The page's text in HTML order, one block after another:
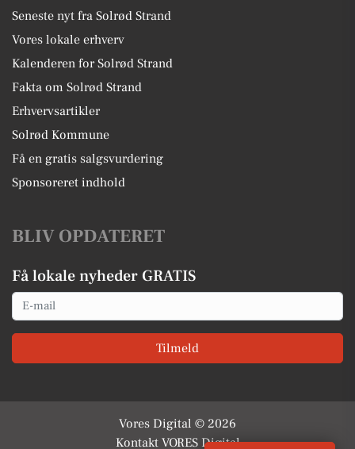
Seneste nyt fra Solrød Strand
Vores lokale erhverv
Kalenderen for Solrød Strand
Fakta om Solrød Strand
Erhvervsartikler
Solrød Kommune
Få en gratis salgsvurdering
Sponsoreret indhold
BLIV OPDATERET
Få lokale nyheder GRATIS
Email
Tilmeld
Vores Digital © 2026
Kontakt VORES Digital